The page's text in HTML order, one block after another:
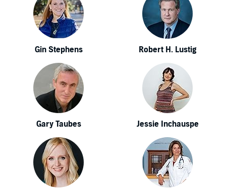
Gin Stephens Robert H. Lustig
Gary Taubes Jessie Inchauspe